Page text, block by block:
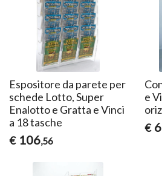
Espositore da parete per
schede Lotto, Super
Enalotto e Gratta e Vinci
a 18 tasche
€ 106,56
e
€